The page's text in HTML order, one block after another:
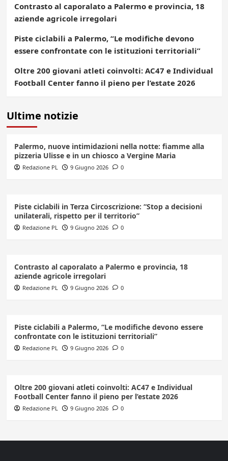
Contrasto al caporalato a Palermo e provincia, 18
aziende agricole irregolari
Piste ciclabili a Palermo, “Le modifiche devono
essere confrontate con le istituzioni territoriali”
Oltre 200 giovani atleti coinvolti: AC47 e Individual
Football Center fanno il pieno per l’estate 2026
Ultime notizie
Palermo, nuove intimidazioni nella notte: fiamme alla
pizzeria Ulisse e in un chiosco a Vergine Maria
Redazione PL 9 Giugno 2026 0
Piste ciclabili in Terza Circoscrizione: “Stop a decisioni
unilaterali, rispetto per il territorio”
Redazione PL 9 Giugno 2026 0
Contrasto al caporalato a Palermo e provincia, 18
aziende agricole irregolari
Redazione PL 9 Giugno 2026 0
Piste ciclabili a Palermo, “Le modifiche devono essere
confrontate con le istituzioni territoriali”
Redazione PL 9 Giugno 2026 0
Oltre 200 giovani atleti coinvolti: AC47 e Individual
Football Center fanno il pieno per l’estate 2026
Redazione PL 9 Giugno 2026 0